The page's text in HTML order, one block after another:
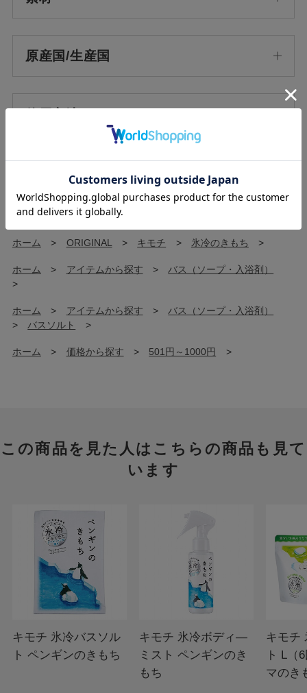
原産国/生産国
使用上の注意
ホーム > ORIGINAL > キモチ > 氷冷のきもち >
ホーム > アイテムから探す >
バス（ソープ・入浴剤）
>
ホーム > アイテムから探す >
バス（ソープ・入浴剤）
>
バスソルト >
ホーム > 価格から探す > 501円～1000円 >
この商品を見た人はこちらの商品も見て
います
キモチ 氷冷バスソル
ト ペンギンのきもち
キモチ 氷冷ボディ―
ミスト ペンギンのき
もち
キモチ
ト L（
マのき